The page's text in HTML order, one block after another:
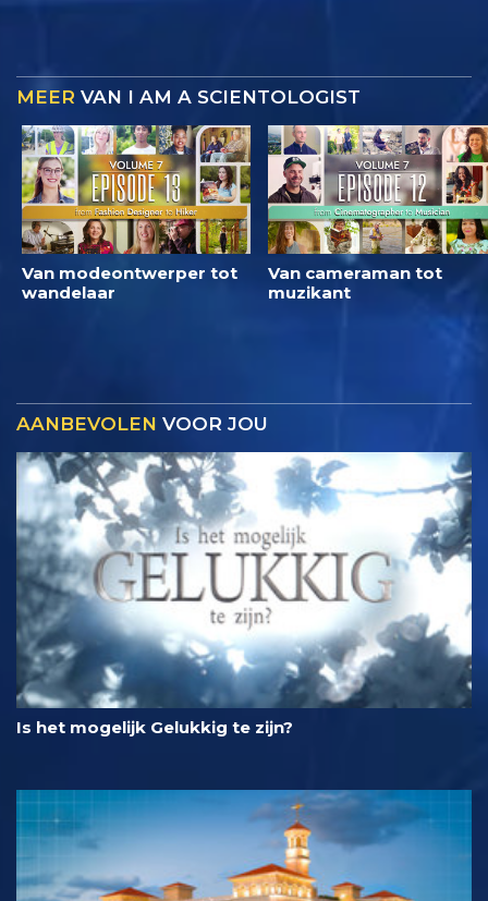
MEER VAN I AM A SCIENTOLOGIST
Van modeontwerper tot
wandelaar
Van cameraman tot
muzikant
AANBEVOLEN VOOR JOU
Is het mogelijk Gelukkig te zijn?